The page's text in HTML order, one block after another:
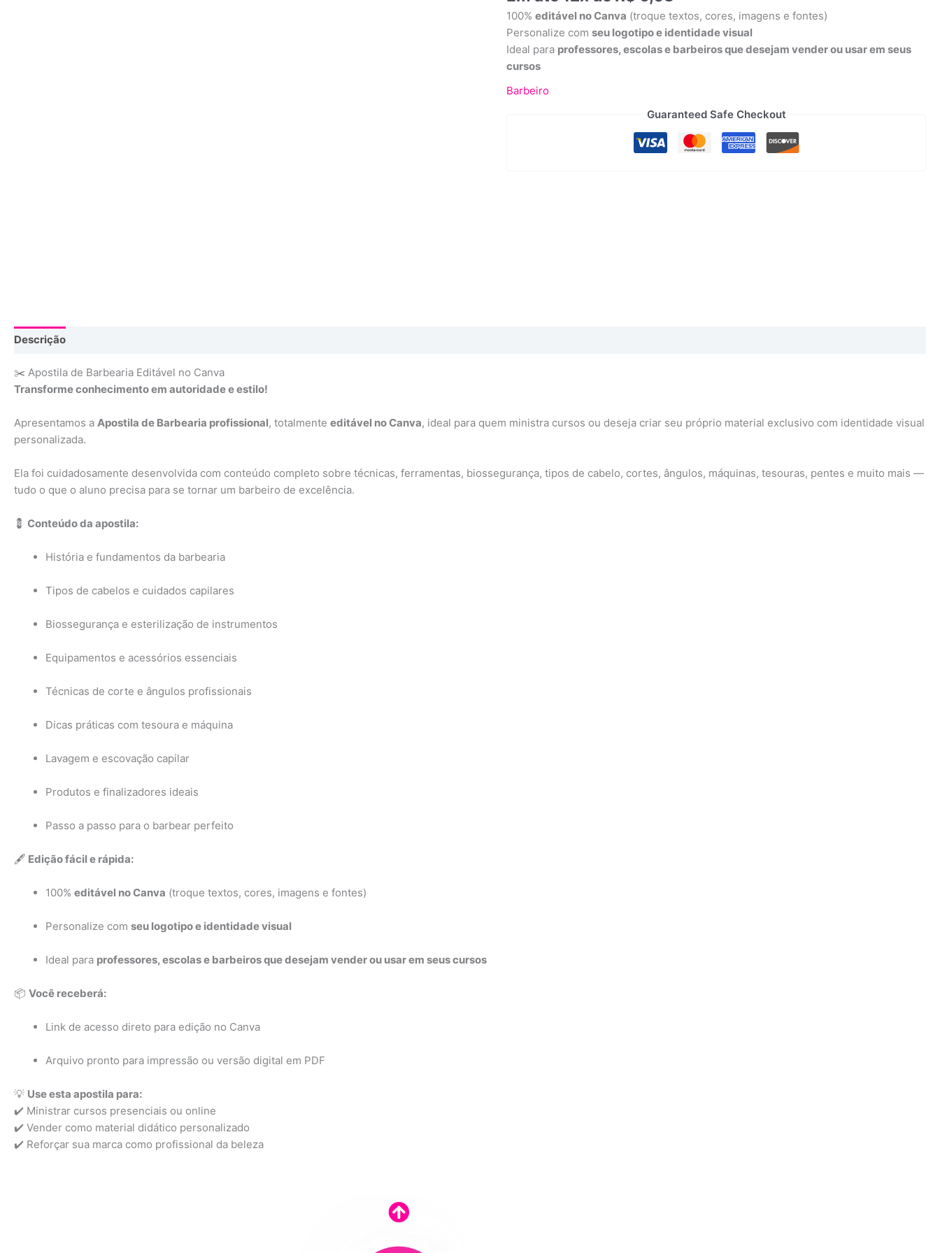
100%editável no Canva (troque textos, cores, imagens e fontes)
Personalize comseu logotipo e identidade visual
Ideal para professores, escolas e barbeiros que desejam vender ou usar em seus
cursos
Barbeiro
Guaranteed Safe Checkout
Descrição
✂️ Apostila de Barbearia Editável no Canva
Transforme conhecimento em autoridade e estilo!
Apresentamos a Apostila de Barbearia profissional, totalmente editável no Canva, ideal para quem ministra cursos ou deseja criar seu próprio material exclusivo com identidade visual
personalizada.
Ela foi cuidadosamente desenvolvida com conteúdo completo sobre técnicas, ferramentas, biossegurança, tipos de cabelo, cortes, ângulos, máquinas, tesouras, pentes e muito mais —
tudo o que o aluno precisa para se tornar um barbeiro de excelência.
💈 Conteúdo da apostila:
História e fundamentos da barbearia
Tipos de cabelos e cuidados capilares
Biossegurança e esterilização de instrumentos
Equipamentos e acessórios essenciais
Técnicas de corte e ângulos profissionais
Dicas práticas com tesoura e máquina
Lavagem e escovação capilar
Produtos e finalizadores ideais
Passo a passo para o barbear perfeito
🖋️ Edição fácil e rápida:
100% editável no Canva (troque textos, cores, imagens e fontes)
Personalize com seu logotipo e identidade visual
Ideal para professores, escolas e barbeiros que desejam vender ou usar em seus cursos
📦 Você receberá:
Link de acesso direto para edição no Canva
Arquivo pronto para impressão ou versão digital em PDF
💡 Use esta apostila para:
✔️ Ministrar cursos presenciais ou online
✔️ Vender como material didático personalizado
✔️ Reforçar sua marca como profissional da beleza